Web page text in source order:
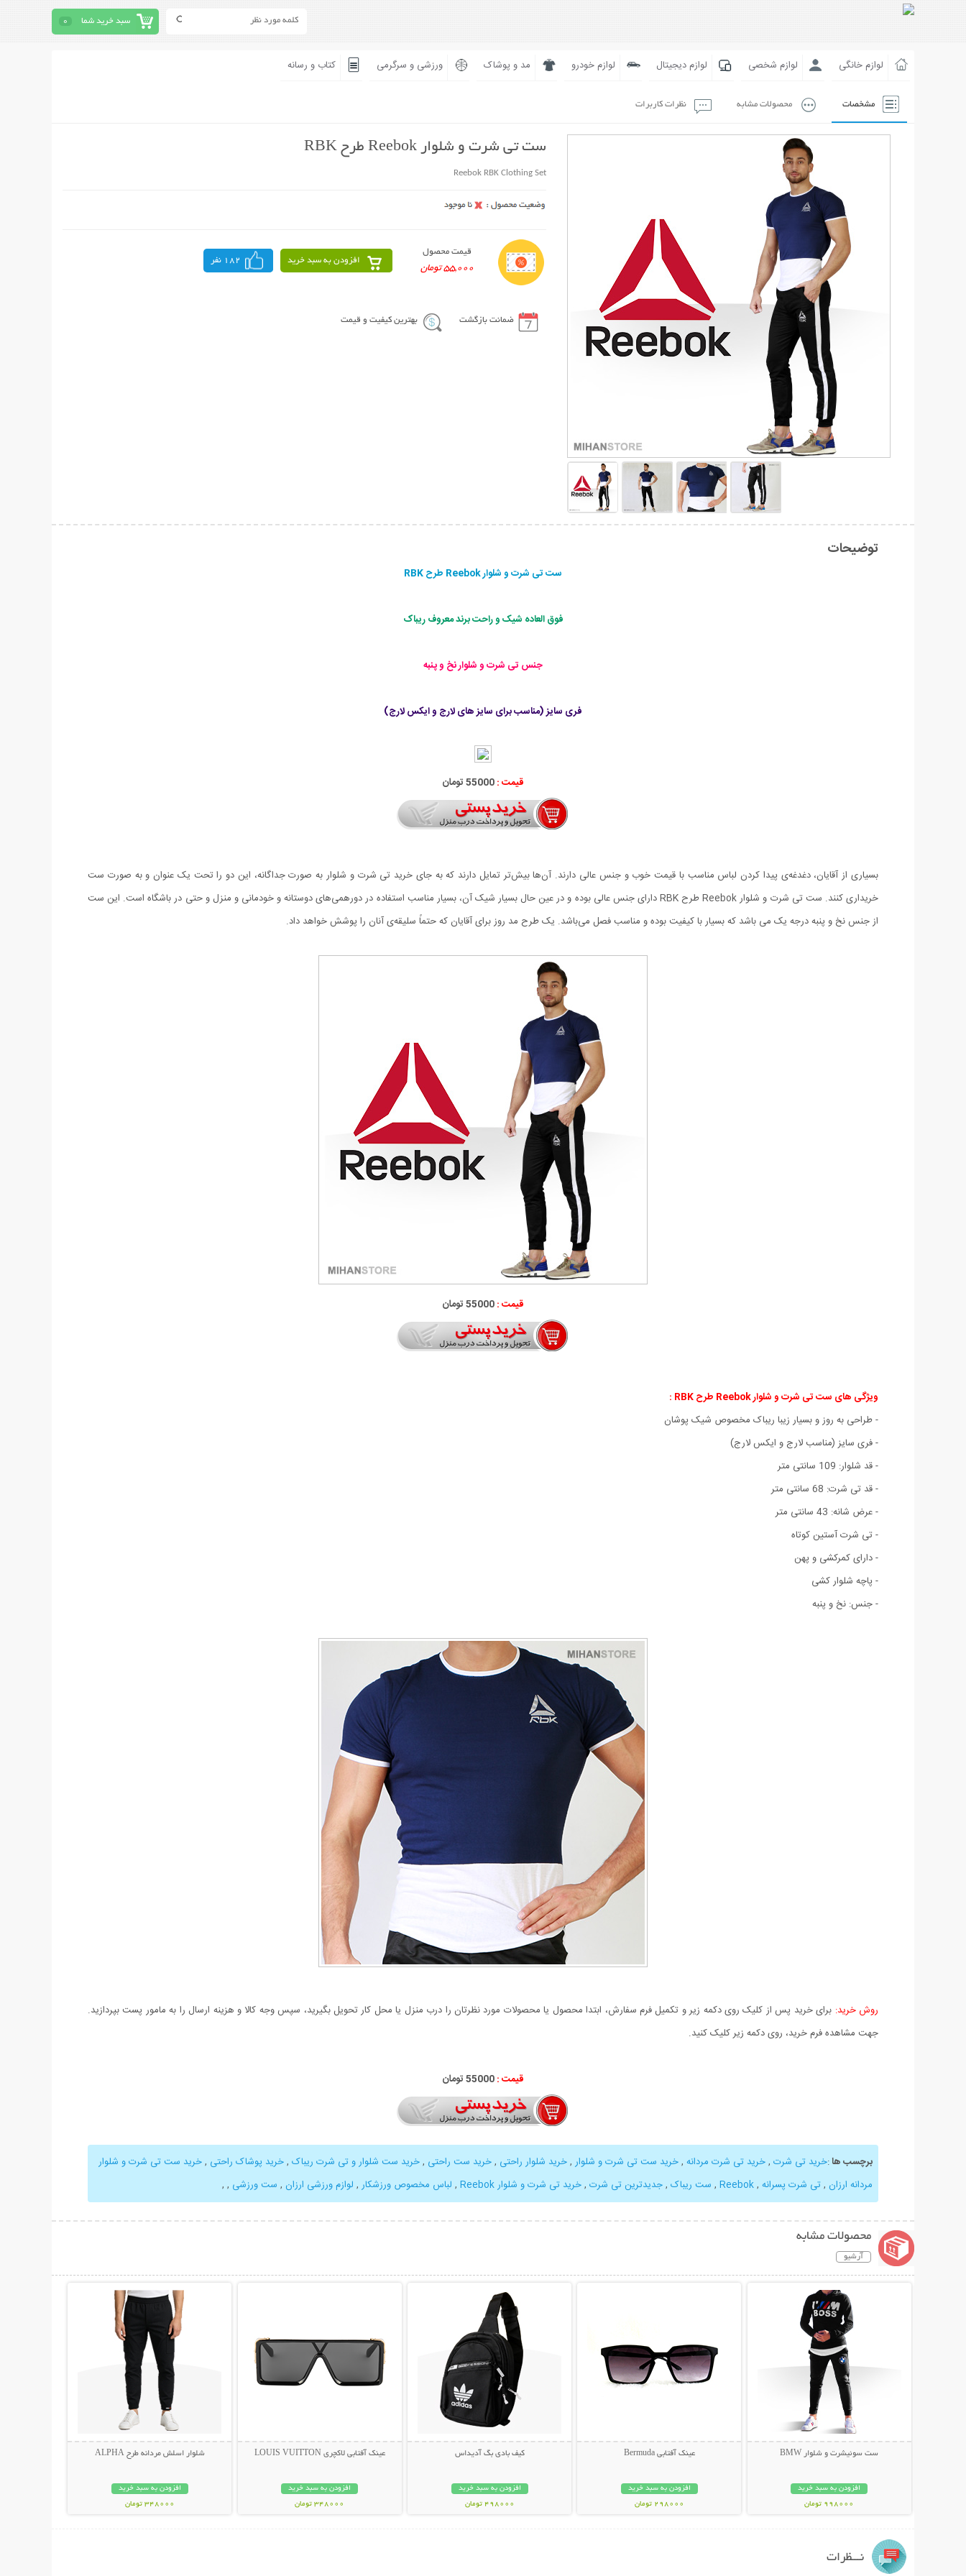
سبد خرید شما 0
لوازم خانگی لوازم شخصی لوازم دیجیتال لوازم خودرو مد و پوشاک ورزشی و سرگرمی کتاب و رسانه
مشخصات محصولات مشابه نظرات کاربرات
ست تی شرت و شلوار Reebok طرح RBK
Reebok RBK Clothing Set
قیمت محصول
55,000 تومان
افزودن به سبد خرید 182 نفر
ضمانت بازگشت بهترین کیفیت و قیمت
توضیحات
ست تی شرت و شلوار Reebok طرح RBK
فوق العاده شیک و راحت برند معروف ریباک
جنس تی شرت و شلوار نخ و پنبه
فری سایز (مناسب برای سایز های لارج و ایکس لارج)
قیمت :55000 تومان
بسیاری از آقایان، دغدغه‌ی پیدا کردن لباس مناسب با قیمت خوب و جنس عالی دارند. آن‌ها بیش‌تر تمایل دارند که به جای خرید تی شرت و شلوار به صورت جداگانه، این دو را تحت یک عنوان و به صورت ست
خریداری کنند. ست تی شرت و شلوار Reebok طرح RBK دارای جنس عالی بوده و در عین حال بسیار شیک آن، بسیار مناسب استفاده در دورهمی‌های دوستانه و خودمانی و منزل و حتی در باشگاه است. این ست
از جنس نخ و پنبه درجه یک می باشد که بسیار با کیفیت بوده و مناسب فصل می‌باشد. یک طرح مد روز برای آقایان که حتماً سلیقه‌ی آنان را پوشش خواهد داد.
قیمت :55000 تومان
ویژگی های ست تی شرت و شلوار Reebok طرح RBK :
- طراحی به روز و بسیار زیبا ریباک مخصوص شیک پوشان
- فری سایز (مناسب لارج و ایکس لارج)
- قد شلوار: 109 سانتی متر
- قد تی شرت: 68 سانتی متر
- عرض شانه: 43 سانتی متر
- تی شرت آستین کوتاه
- دارای کمرکشی و پهن
- پاچه شلوار کشی
- جنس: نخ و پنبه
روش خرید: برای خرید پس از کلیک روی دکمه زیر و تکمیل فرم سفارش، ابتدا محصول یا محصولات مورد نظرتان را درب منزل یا محل کار تحویل بگیرید، سپس وجه کالا و هزینه ارسال را به مامور پست بپردازید.
جهت مشاهده فرم خرید، روی دکمه زیر کلیک کنید.
قیمت :55000 تومان
برچسب ها:خرید تی شرت ,خرید تی شرت مردانه ,خرید ست تی شرت و شلوار ,خرید شلوار راحتی ,خرید ست راحتی ,خرید ست شلوار و تی شرت ریباک ,خرید پوشاک راحتی ,خرید ست تی شرت و شلوار
مردانه ارزان , تی شرت پسرانه ,
Reebok
, ست ریباک ,جدیدترین تی شرت ,خرید تی شرت و شلوار Reebok , لباس مخصوص ورزشکار , لوازم ورزشی ارزان , ست ورزشی ,
,
محصولات مشابه
آرشیو
ست سوئیشرت و شلوار BMW
افزودن به سبد خرید
998000 تومان
عینک آفتابی Bermuda
افزودن به سبد خرید
298000 تومان
کیف بادی بگ آدیداس
افزودن به سبد خرید
498000 تومان
عینک آفتابی لاکچری LOUIS VUITTON
افزودن به سبد خرید
348000 تومان
شلوار اسلش مردانه طرح ALPHA
افزودن به سبد خرید
348000 تومان
نـــظرات